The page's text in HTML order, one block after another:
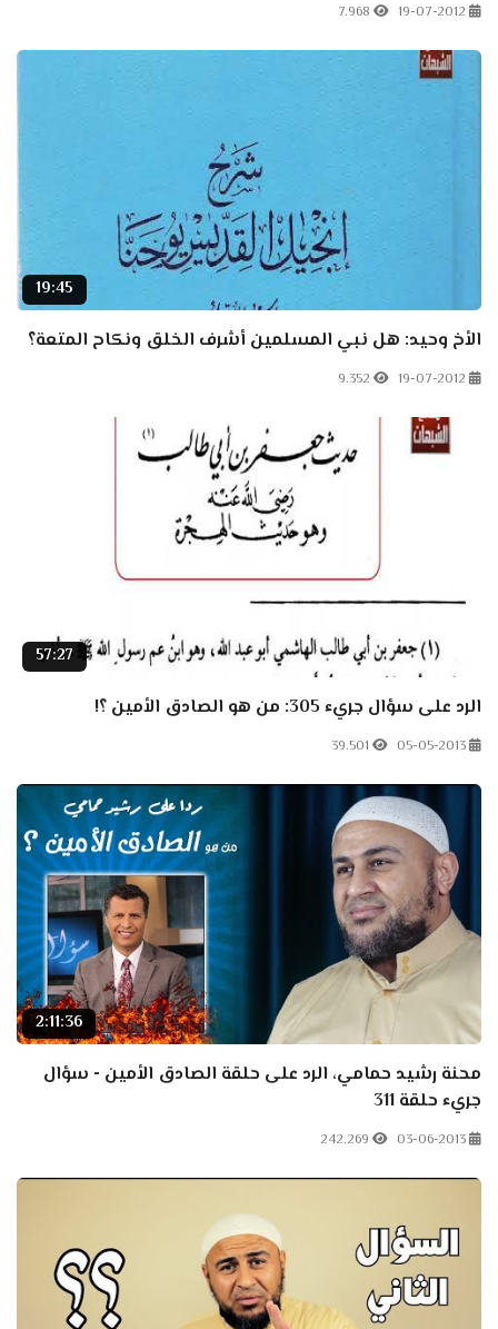
19-07-2012
7.968
19:45
الأخ وحيد: هل نبي المسلمين أشرف الخلق ونكاح المتعة؟
19-07-2012
9.352
57:27
الرد على سؤال جريء 305: من هو الصادق الأمين ؟!
05-05-2013
39.501
2:11:36
محنة رشيد حمامي، الرد على حلقة الصادق الأمين - سؤال
جريء حلقة 311
03-06-2013
242.269